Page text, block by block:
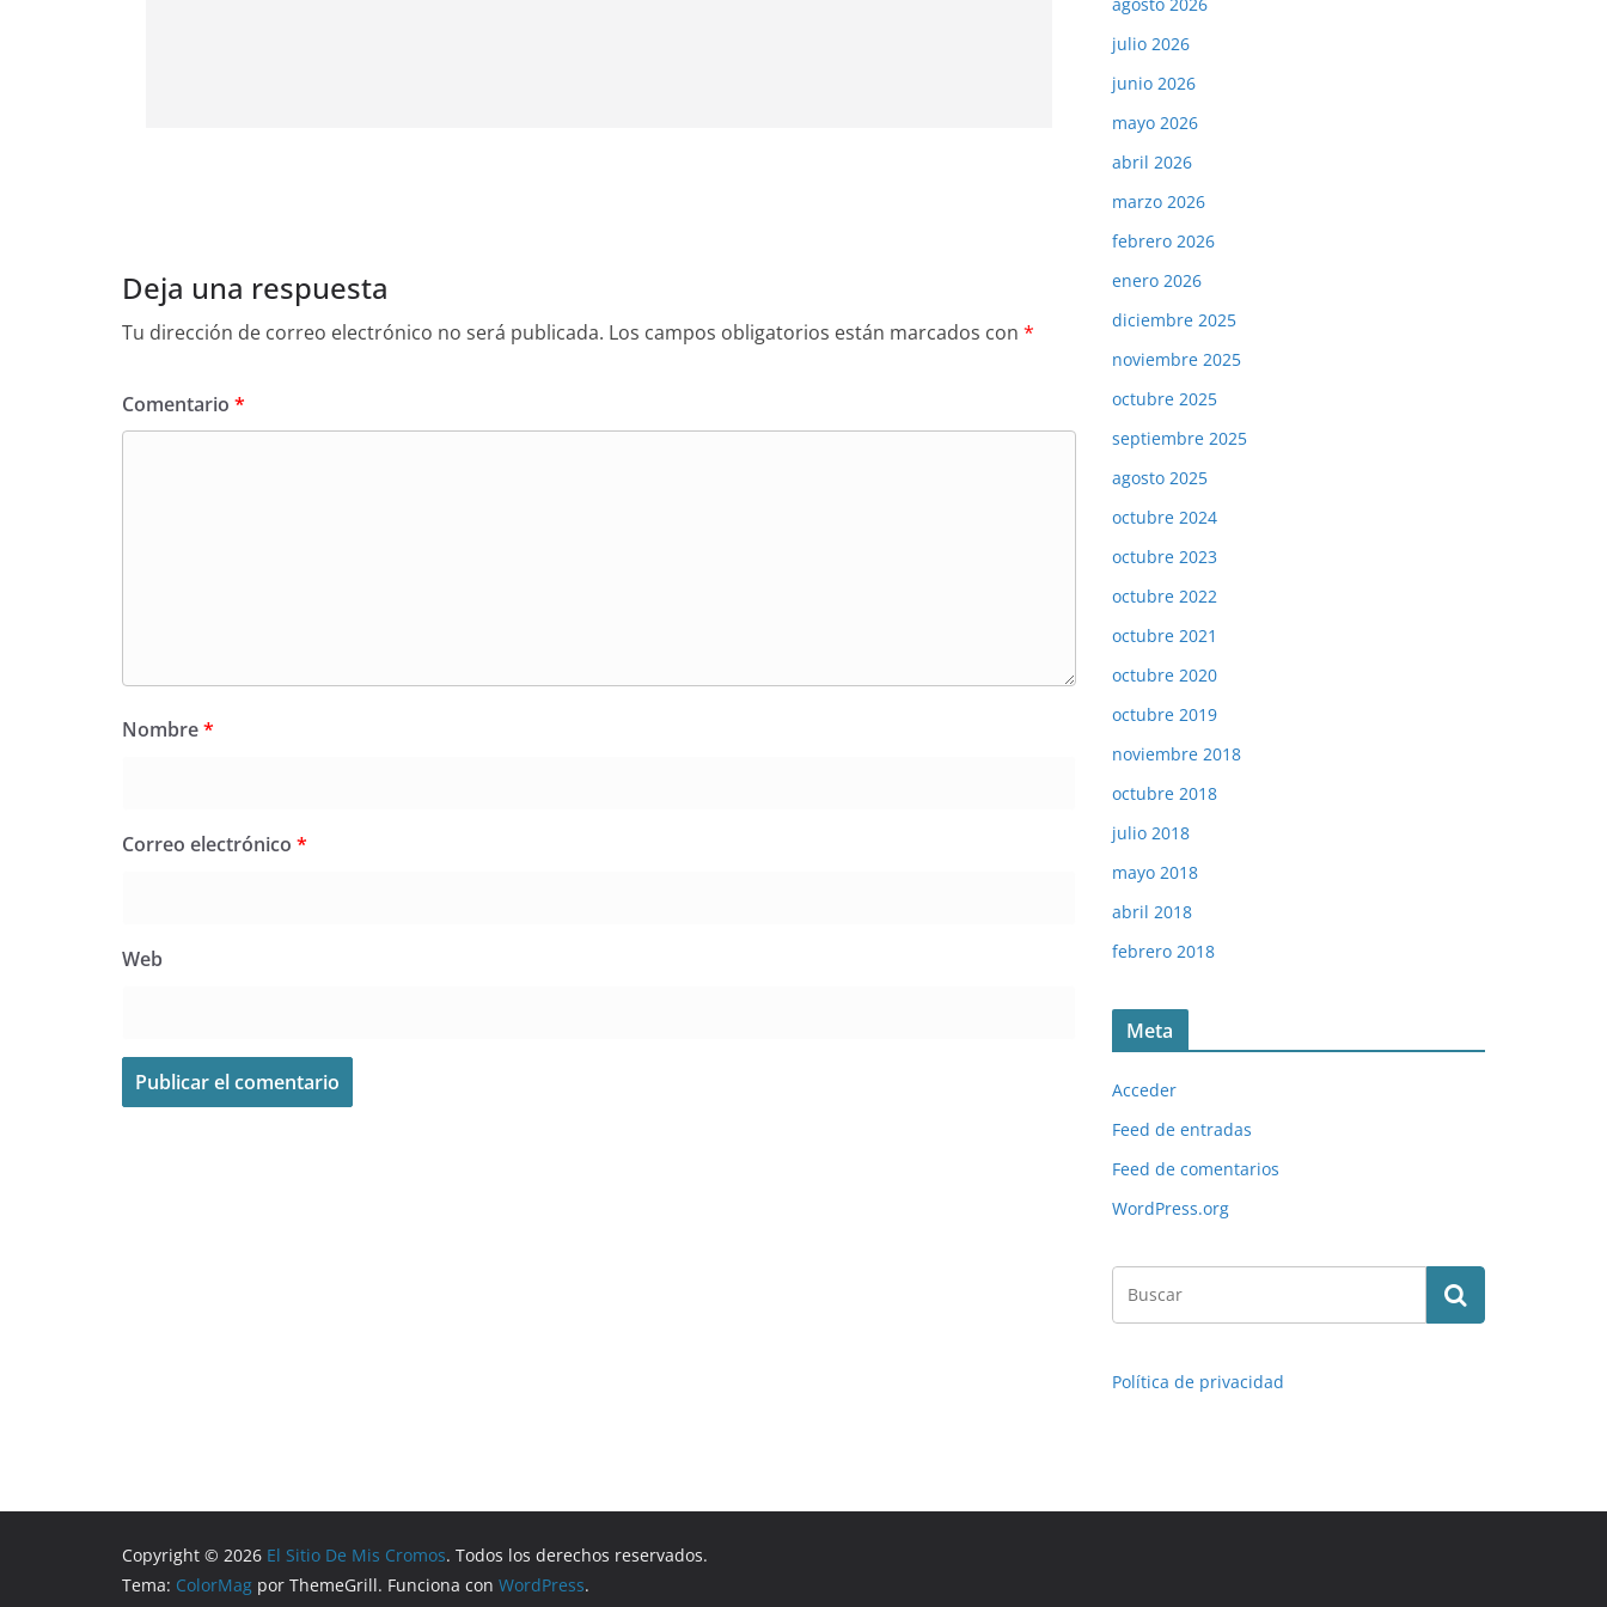
Deja una respuesta
Tu dirección de correo electrónico no será publicada. Los campos obligatorios están marcados con *
Comentario *
Nombre*
Correo electrónico *
Web
agosto 2026
julio 2026
junio 2026
mayo 2026
abril 2026
marzo 2026
febrero 2026
enero 2026
diciembre 2025
noviembre 2025
octubre 2025
septiembre 2025
agosto 2025
octubre 2024
octubre 2023
octubre 2022
octubre 2021
octubre 2020
octubre 2019
noviembre 2018
octubre 2018
julio 2018
mayo 2018
abril 2018
febrero 2018
Meta
Acceder
Feed de entradas
Feed de comentarios
WordPress.org
Política de privacidad
Copyright © 2026 El Sitio De Mis Cromos. Todos los derechos reservados.
Tema: ColorMag por ThemeGrill. Funciona con WordPress.